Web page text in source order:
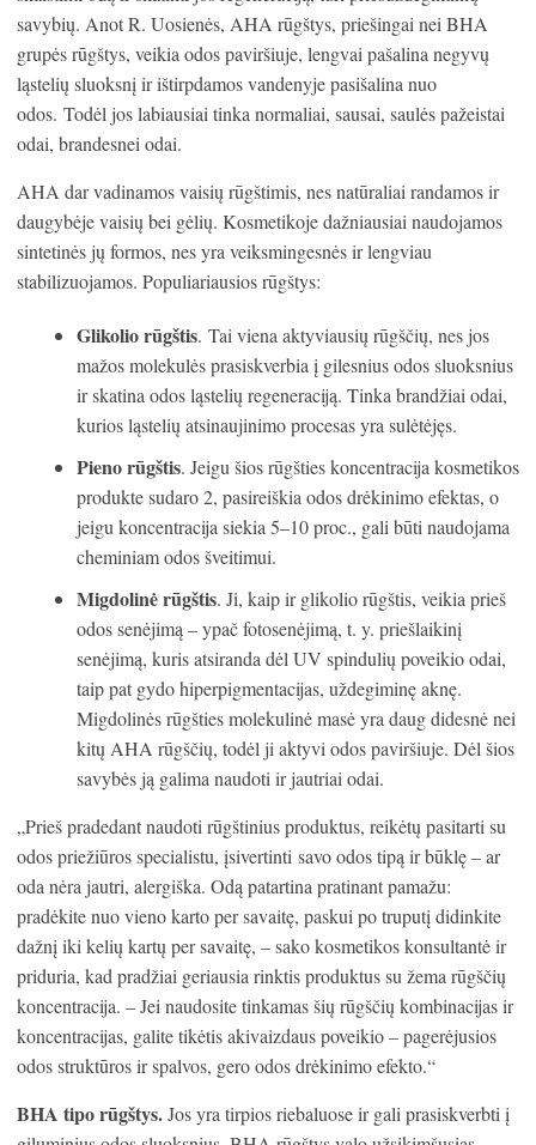
savybių. Anot R. Uosienės, AHA rūgštys, priešingai nei BHA
grupės rūgštys, veikia odos paviršiuje, lengvai pašalina negyvų
ląstelių sluoksnį ir ištirpdamos vandenyje pasišalina nuo
odos. Todėl jos labiausiai tinka normaliai, sausai, saulės pažeistai
odai, brandesnei odai.
AHA dar vadinamos vaisių rūgštimis, nes natūraliai randamos ir
daugybėje vaisių bei gėlių. Kosmetikoje dažniausiai naudojamos
sintetinės jų formos, nes yra veiksmingesnės ir lengviau
stabilizuojamos. Populiariausios rūgštys:
Glikolio rūgštis. Tai viena aktyviausių rūgščių, nes jos
mažos molekulės prasiskverbia į gilesnius odos sluoksnius
ir skatina odos ląstelių regeneraciją. Tinka brandžiai odai,
kurios ląstelių atsinaujinimo procesas yra sulėtėjęs.
Pieno rūgštis. Jeigu šios rūgšties koncentracija kosmetikos
produkte sudaro 2, pasireiškia odos drėkinimo efektas, o
jeigu koncentracija siekia 5–10 proc., gali būti naudojama
cheminiam odos šveitimui.
Migdolinė rūgštis. Ji, kaip ir glikolio rūgštis, veikia prieš
odos senėjimą – ypač fotosenėjimą, t. y. priešlaikinį
senėjimą, kuris atsiranda dėl UV spindulių poveikio odai,
taip pat gydo hiperpigmentacijas, uždegiminę aknę.
Migdolinės rūgšties molekulinė masė yra daug didesnė nei
kitų AHA rūgščių, todėl ji aktyvi odos paviršiuje. Dėl šios
savybės ją galima naudoti ir jautriai odai.
„Prieš pradedant naudoti rūgštinius produktus, reikėtų pasitarti su
odos priežiūros specialistu, įsivertinti savo odos tipą ir būklę – ar
oda nėra jautri, alergiška. Odą patartina pratinant pamažu:
pradėkite nuo vieno karto per savaitę, paskui po truputį didinkite
dažnį iki kelių kartų per savaitę, – sako kosmetikos konsultantė ir
priduria, kad pradžiai geriausia rinktis produktus su žema rūgščių
koncentracija. – Jei naudosite tinkamas šių rūgščių kombinacijas ir
koncentracijas, galite tikėtis akivaizdaus poveikio – pagerėjusios
odos struktūros ir spalvos, gero odos drėkinimo efekto.“
BHA tipo rūgštys.Jos yra tirpios riebaluose ir gali prasiskverbti į